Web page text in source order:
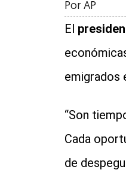
Por AP
El
emigrados
“Son
Cada
de